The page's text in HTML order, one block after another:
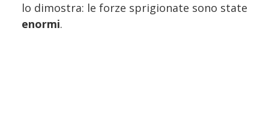
lo dimostra: le forze sprigionate sono state
enormi.